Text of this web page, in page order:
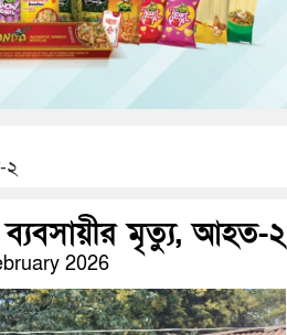
২
ব্যবসায়ীর মৃত্যু, আহত-২
2026